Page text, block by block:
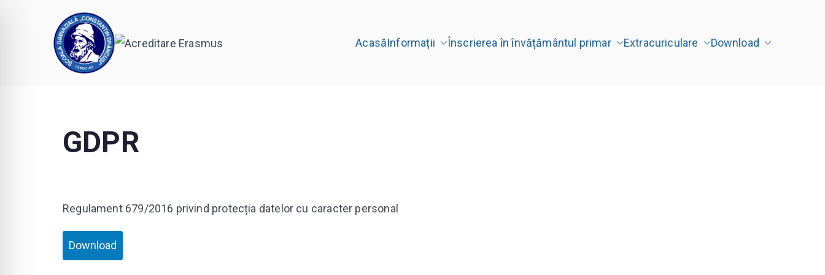
Şcoala Gimnazială "Constantin Brâncuşi" Târgu Jiu
,,Învăţăm pentru noi, învăţăm pentru viitor"
AcasăInformații Înscrierea în învățământul primar Extracuriculare Download
GDPR
Regulament 679/2016 privind protecția datelor cu caracter personal
Download